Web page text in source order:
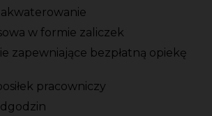
w formie zaliczek
zapewniające bezpłatną opiekę
pracowniczy